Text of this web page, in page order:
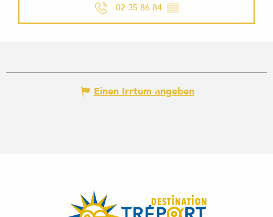
02 35 86 84 ▒▒
Einen Irrtum angeben